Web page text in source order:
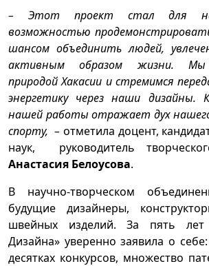
– Этот проект стал для
возможностью
шансом объединить людей,
активным образом жизни. Мы
природой Хакасии и стремимся
энергетику через наши дизайны.
нашей работы отражает дух
спорту, – отметила доцент,
наук, руководитель
Анастасия Белоусова.
В научно-творческом
будущие дизайнеры,
швейных изделий. За пять лет
Дизайна» уверенно заявила о
десятках конкурсов, множество